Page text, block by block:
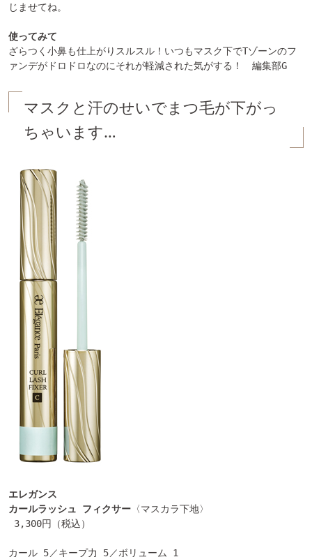
じませてね。
使ってみて
ざらつく小鼻も仕上がりスルスル！いつもマスク下でTゾーンのフ
ァンデがドロドロなのにそれが軽減された気がする！　編集部G
マスクと汗のせいでまつ毛が下がっ
ちゃいます…
エレガンス
カールラッシュ フィクサー 〈マスカラ下地〉
カール 5／キープ力 5／ボリューム 1